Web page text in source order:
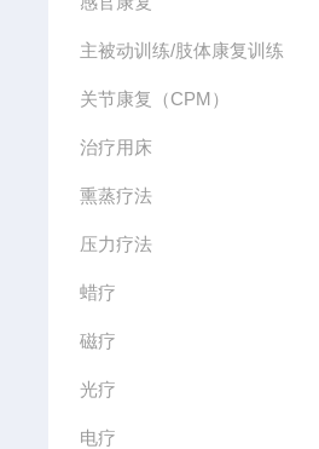
主被动训练/肢体康复训练
关节康复（CPM）
治疗用床
熏蒸疗法
压力疗法
蜡疗
磁疗
光疗
电疗